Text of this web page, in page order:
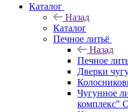
Каталог
Назад
Каталог
Печное литьё
Назад
Печное
Дверки
Чугунное
комплекс"